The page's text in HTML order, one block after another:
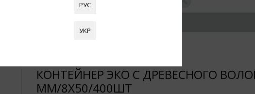
УПАКОВКИ
с древесного волокна 227х178х50 мм/8х50/400шт
КОНТЕЙНЕР ЭКО С ДРЕВЕСНОГО
ММ/8Х50/400ШТ
РУС
УКР